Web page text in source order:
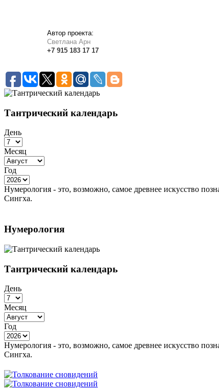
Автор проекта:
Светлана Арн
+7 915 183 17 17
Тантрический календарь
День
Месяц
Год
Нумерология - это, возможно, самое древнее искусство
Сингха.
Нумерология
Тантрический календарь
День
Месяц
Год
Нумерология - это, возможно, самое древнее искусство
Сингха.